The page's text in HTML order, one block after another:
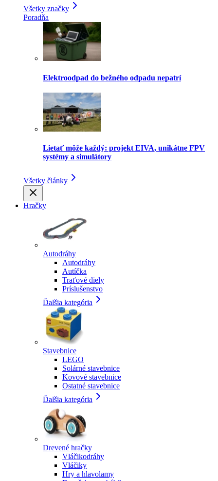
Všetky značky
Poradňa
Elektroodpad do bežného odpadu nepatrí
Lietať môže každý: projekt EIVA, unikátne FPV
systémy a simulátory
Všetky články
Hračky
Autodráhy
Autodráhy
Autíčka
Traťové diely
Príslušenstvo
Ďalšia kategória
Stavebnice
LEGO
Solárné stavebnice
Kovové stavebnice
Ostatné stavebnice
Ďalšia kategória
Drevené hračky
Vláčikodráhy
Vláčiky
Hry a hlavolamy